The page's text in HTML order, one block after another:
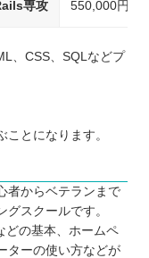
専攻 550,000円（
、CSS、SQLなどプ
とになります。
者からベテランまで
スクールです。
どの基本、ホームペ
ターの使い方などが